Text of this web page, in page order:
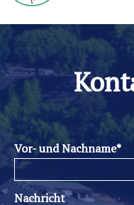
Vor- und Nachname*
Nachricht